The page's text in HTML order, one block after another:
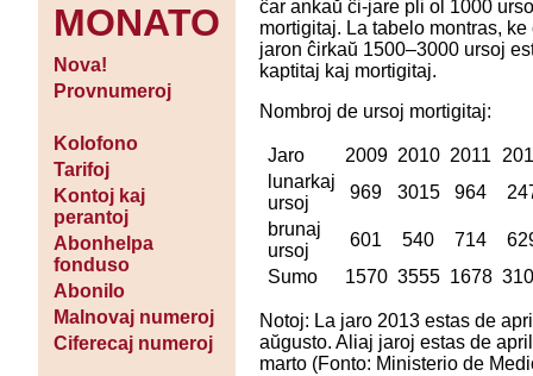
MONATO
Nova!
Provnumeroj
Kolofono
Tarifoj
Kontoj kaj
perantoj
Abonhelpa
fonduso
Abonilo
Malnovaj numeroj
Ciferecaj numeroj
ĉar ankaŭ ĉi-jare pli ol 1000
mortigitaj. La tabelo montras, ke
jaron ĉirkaŭ 1500–3000 ursoj
kaptitaj kaj mortigitaj.
Nombroj de ursoj mortigitaj:
Jaro 2009 2010 2011
lunarkaj
ursoj
969 3015 964
brunaj
ursoj
601 540 714
Sumo
1570 3555 1678
Notoj: La jaro 2013 estas de
aŭgusto. Aliaj jaroj estas de
marto (Fonto: Ministerio de